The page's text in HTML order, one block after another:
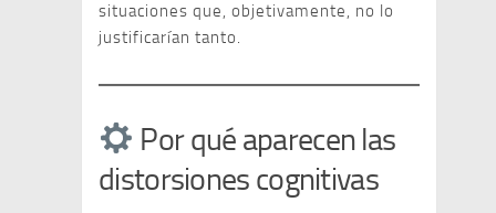
situaciones que, objetivamente, no lo
justificarían tanto.
Por qué aparecen las
distorsiones cognitivas